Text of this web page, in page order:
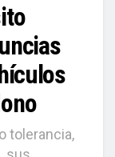
tolerancia,